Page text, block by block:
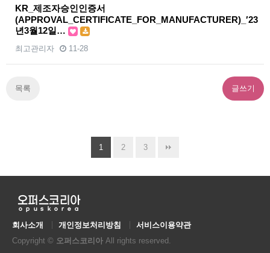
KR_제조자승인인증서
(APPROVAL_CERTIFICATE_FOR_MANUFACTURER)_′23
년3월12일…
최고관리자 11-28
목록 글쓰기
1 2 3
회사소개 개인정보처리방침
서비스이용약관
Copyright © 오퍼스코리아 All rights reserved.